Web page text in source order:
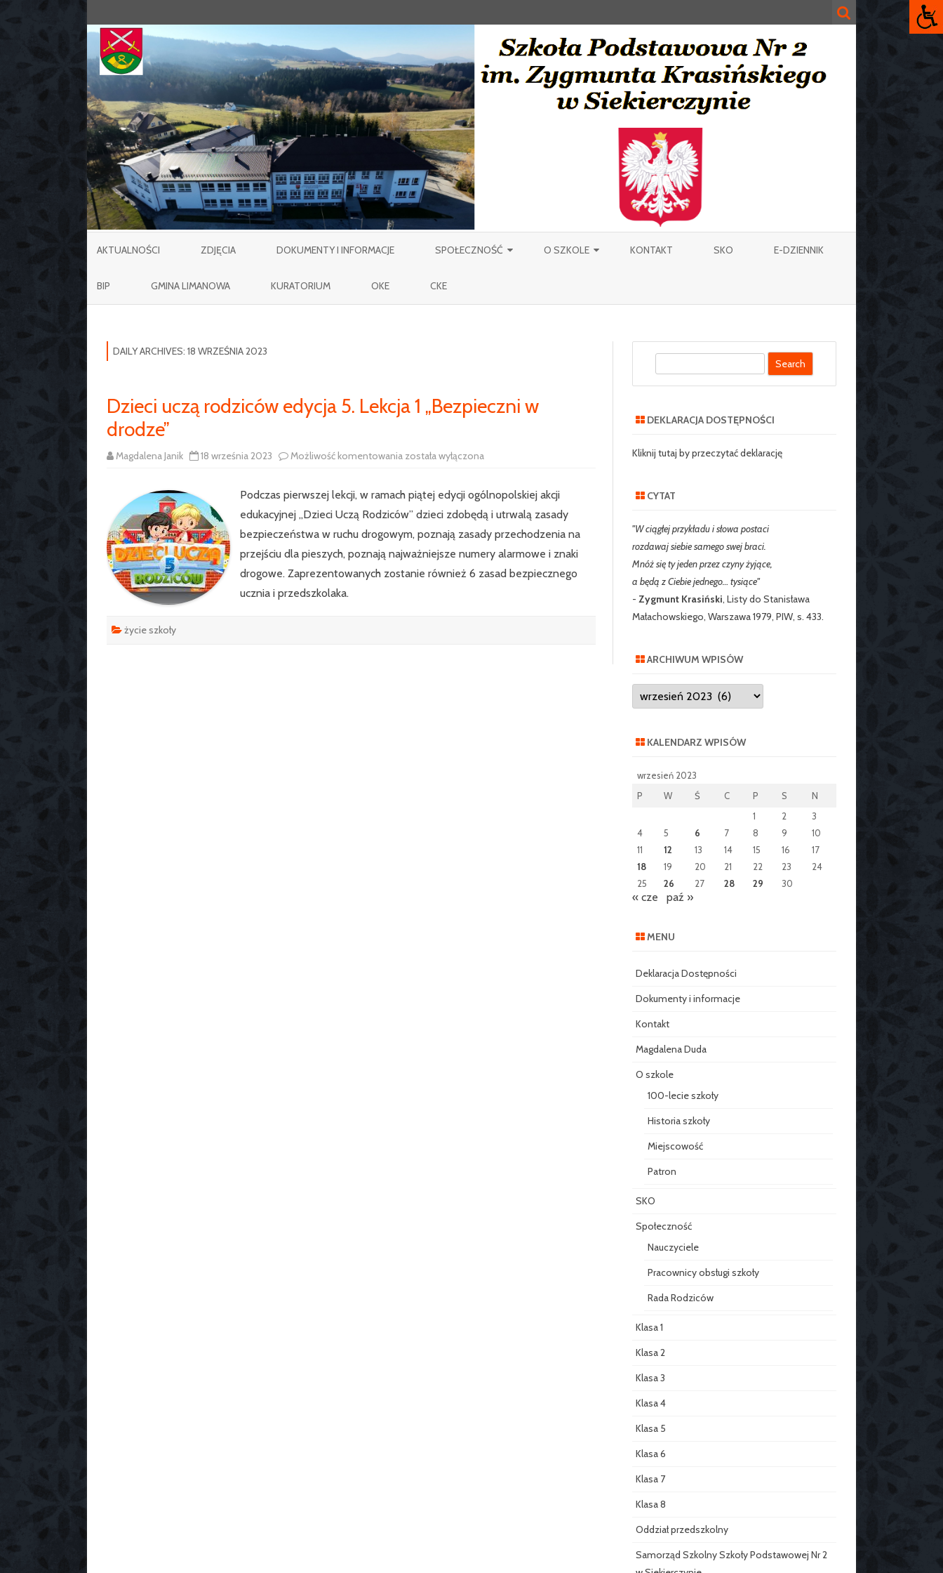
to
AKTUALNOŚCI ZDJĘCIA DOKUMENTY I INFORMACJE SPOŁECZNOŚĆ
NAUCZYCIELE
PODSTAWOWEJ NR 2 W
O SZKOLE
100-LECIE SZKOŁY
KONTAKT SKO E-DZIENNIK
BIP GMINA LIMANOWA KURATORIUM OKE CKE
DAILY ARCHIVES: 18 WRZEŚNIA 2023
Dzieci uczą rodziców edycja 5. Lekcja 1 „Bezpieczni w
drodze”
Magdalena Janik 18 września 2023 Możliwość komentowania Dzieci
5.
Lekcja
1
w
drodze”
została wyłączona
Podczas pierwszej lekcji, w ramach piątej edycji ogólnopolskiej akcji
edukacyjnej „Dzieci Uczą Rodziców” dzieci zdobędą i utrwalą zasady
bezpieczeństwa w ruchu drogowym, poznają zasady przechodzenia na
przejściu dla pieszych, poznają najważniejsze numery alarmowe i znaki
drogowe. Zaprezentowanych zostanie również 6 zasad bezpiecznego
ucznia i przedszkolaka.
życie szkoły
DEKLARACJA DOSTĘPNOŚCI
Kliknij tutaj by przeczytać deklarację
CYTAT
"W ciągłej przykładu i słowa postaci
rozdawaj siebie samego swej braci.
Mnóż się ty jeden przez czyny żyjące,
a będą z Ciebie jednego… tysiące"
- Zygmunt Krasiński, Listy do Stanisława
Małachowskiego, Warszawa 1979, PIW, s. 433.
ARCHIWUM WPISÓW
Archiwum
wpisów
KALENDARZ WPISÓW
wrzesień 2023
P
W Ś C P S
N
1
2
3
4
5 6 7 8 9
10
11
12 13 14 15 16
17
18
19 20 21 22 23
24
25
26 27 28 29 30
« cze paź »
MENU
Deklaracja Dostępności
Dokumenty i informacje
Kontakt
Magdalena Duda
O szkole
100-lecie szkoły
Historia szkoły
Miejscowość
Patron
SKO
Społeczność
Nauczyciele
Pracownicy obsługi szkoły
Rada Rodziców
Klasa 1
Klasa 2
Klasa 3
Klasa 4
Klasa 5
Klasa 6
Klasa 7
Klasa 8
Oddział przedszkolny
Samorząd Szkolny Szkoły Podstawowej Nr 2